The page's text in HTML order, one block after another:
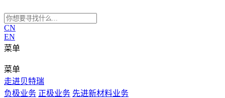
CN
EN
菜单
菜单
走进贝特瑞
负极业务 正极业务 先进新材料业务